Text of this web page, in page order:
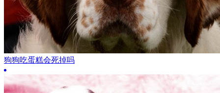
狗狗吃蛋糕会死掉吗